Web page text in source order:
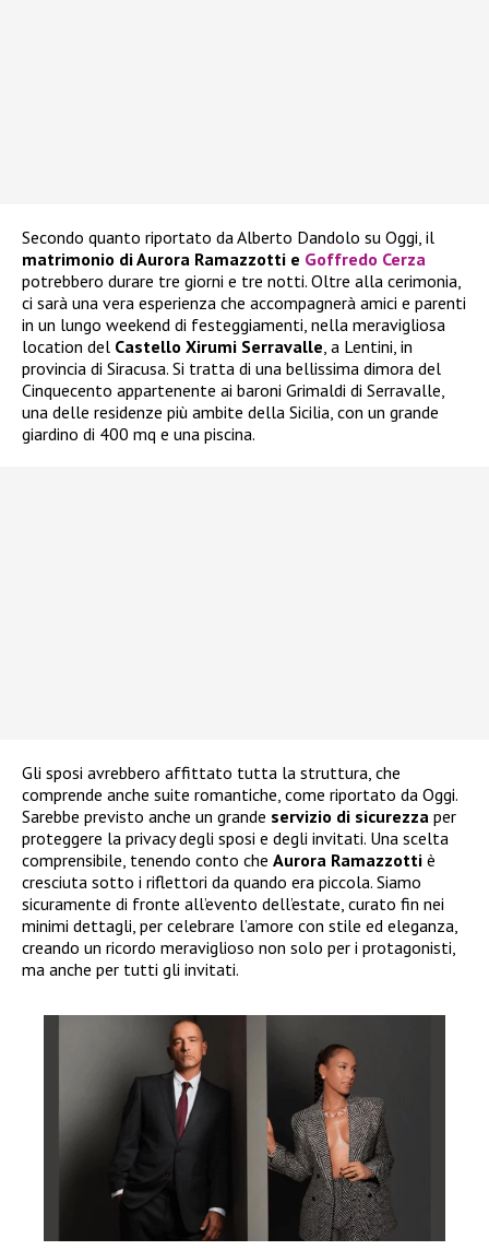
Secondo quanto riportato da Alberto Dandolo su Oggi, il
matrimonio di Aurora Ramazzotti e Goffredo Cerza
potrebbero durare tre giorni e tre notti. Oltre alla cerimonia,
ci sarà una vera esperienza che accompagnerà amici e parenti
in un lungo weekend di festeggiamenti, nella meravigliosa
location del Castello Xirumi Serravalle , a Lentini, in
provincia di Siracusa. Si tratta di una bellissima dimora del
Cinquecento appartenente ai baroni Grimaldi di Serravalle,
una delle residenze più ambite della Sicilia, con un grande
giardino di 400 mq e una piscina.
Gli sposi avrebbero affittato tutta la struttura, che
comprende anche suite romantiche, come riportato da Oggi.
Sarebbe previsto anche un grande servizio di sicurezza per
proteggere la privacy degli sposi e degli invitati. Una scelta
comprensibile, tenendo conto che Aurora Ramazzotti è
cresciuta sotto i riflettori da quando era piccola. Siamo
sicuramente di fronte all’evento dell’estate, curato fin nei
minimi dettagli, per celebrare l’amore con stile ed eleganza,
creando un ricordo meraviglioso non solo per i protagonisti,
ma anche per tutti gli invitati.